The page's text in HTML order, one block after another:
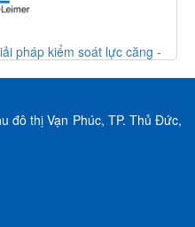
pháp kiểm soát lực căng -
đô thị Vạn Phúc, TP. Thủ Đức,